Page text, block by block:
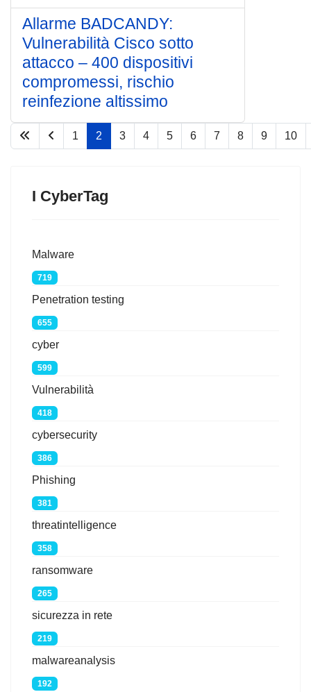
Allarme BADCANDY:
Vulnerabilità Cisco sotto
attacco – 400 dispositivi
compromessi, rischio
reinfezione altissimo
Pagina 2 di 75
1 2 3 4 5 6 7 8 9 10
I CyberTag
Malware
719
Penetration testing
655
cyber
599
Vulnerabilità
418
cybersecurity
386
Phishing
381
threatintelligence
358
ransomware
265
sicurezza in rete
219
malwareanalysis
192